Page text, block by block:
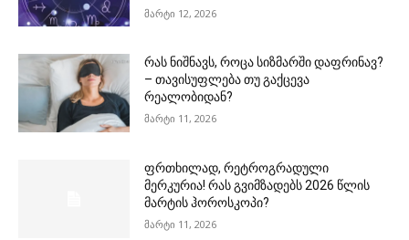
მარტი 12, 2026
რას ნიშნავს, როცა სიზმარში დაფრინავ?
– თავისუფლება თუ გაქცევა
რეალობიდან?
მარტი 11, 2026
ფრთხილად, რეტროგრადული
მერკურია! რას გვიმზადებს 2026 წლის
მარტის ჰოროსკოპი?
მარტი 11, 2026